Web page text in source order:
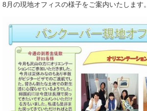
8月の現地オフィスの様子をご案内いたします。